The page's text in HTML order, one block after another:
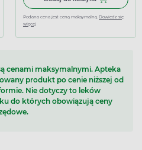
Podana cena jest ceną maksymalną. Dowiedz się
więcej
cenami maksymalnymi. Apteka
produkt po cenie niższej od
Nie dotyczy to leków
do których obowiązują ceny